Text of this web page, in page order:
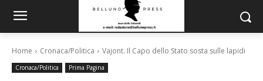
Home Cronaca/Politica Vajont. Il Capo dello Stato sosta sulle lapidi
Cronaca/Politica Prima Pagina